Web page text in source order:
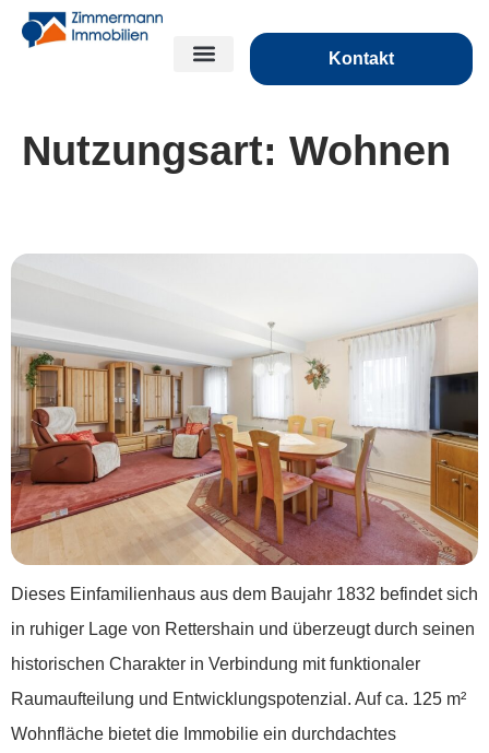
Kontakt
Nutzungsart: Wohnen
Dieses Einfamilienhaus aus dem Baujahr 1832 befindet sich
in ruhiger Lage von Rettershain und überzeugt durch seinen
historischen Charakter in Verbindung mit funktionaler
Raumaufteilung und Entwicklungspotenzial. Auf ca. 125 m²
Wohnfläche bietet die Immobilie ein durchdachtes